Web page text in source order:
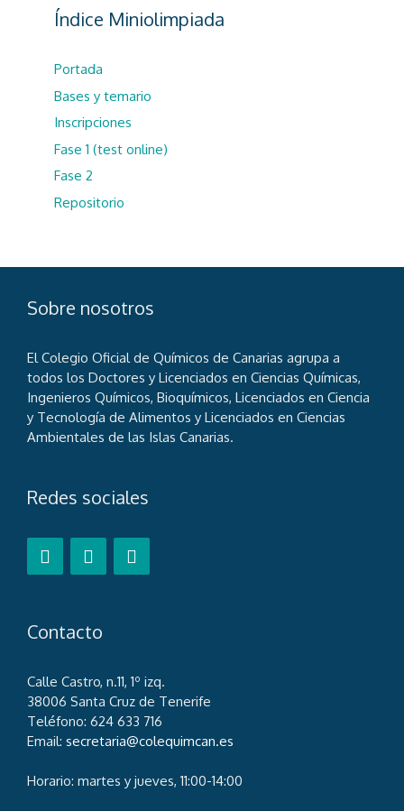
Índice Miniolimpiada
Portada
Bases y temario
Inscripciones
Fase 1 (test online)
Fase 2
Repositorio
Sobre nosotros
El Colegio Oficial de Químicos de Canarias agrupa a
todos los Doctores y Licenciados en Ciencias Químicas,
Ingenieros Químicos, Bioquímicos, Licenciados en Ciencia
y Tecnología de Alimentos y Licenciados en Ciencias
Ambientales de las Islas Canarias.
Redes sociales
Contacto
Calle Castro, n.11, 1º izq.
38006 Santa Cruz de Tenerife
Teléfono: 624 633 716
Email: secretaria@colequimcan.es
Horario: martes y jueves, 11:00-14:00